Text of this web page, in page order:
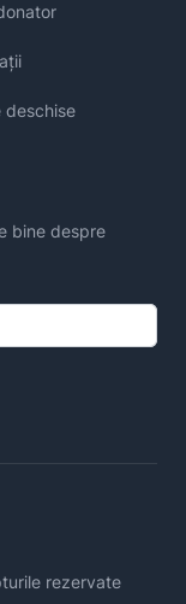
deschise
bine despre
rezervate